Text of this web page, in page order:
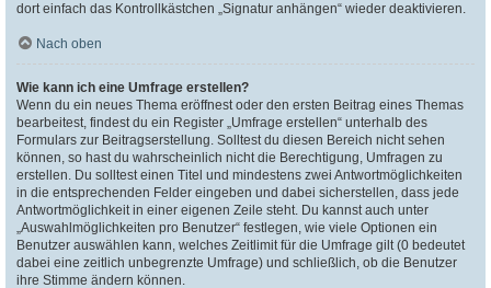
dort einfach das Kontrollkästchen „Signatur anhängen“ wieder deaktivieren.
Nach oben
Wie kann ich eine Umfrage erstellen?
Wenn du ein neues Thema eröffnest oder den ersten Beitrag eines Themas
bearbeitest, findest du ein Register „Umfrage erstellen“ unterhalb des
Formulars zur Beitragserstellung. Solltest du diesen Bereich nicht sehen
können, so hast du wahrscheinlich nicht die Berechtigung, Umfragen zu
erstellen. Du solltest einen Titel und mindestens zwei Antwortmöglichkeiten
in die entsprechenden Felder eingeben und dabei sicherstellen, dass jede
Antwortmöglichkeit in einer eigenen Zeile steht. Du kannst auch unter
„Auswahlmöglichkeiten pro Benutzer“ festlegen, wie viele Optionen ein
Benutzer auswählen kann, welches Zeitlimit für die Umfrage gilt (0 bedeutet
dabei eine zeitlich unbegrenzte Umfrage) und schließlich, ob die Benutzer
ihre Stimme ändern können.